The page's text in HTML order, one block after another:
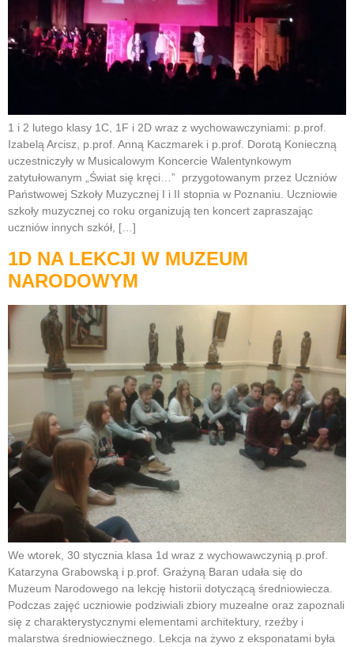
1 i 2 lutego klasy 1C, 1F i 2D wraz z wychowawczyniami: p.prof.
Izabelą Arcisz, p.prof. Anną Kaczmarek i p.prof. Dorotą Konieczną
uczestniczyły w Musicalowym Koncercie Walentynkowym
zatytułowanym „Świat się kręci…” przygotowanym przez Uczniów
Państwowej Szkoły Muzycznej I i II stopnia w Poznaniu. Uczniowie
szkoły muzycznej co roku organizują ten koncert zapraszając
uczniów innych szkół, […]
1D NA LEKCJI W MUZEUM
NARODOWYM
We wtorek, 30 stycznia klasa 1d wraz z wychowawczynią p.prof.
Katarzyna Grabowską i p.prof. Grażyną Baran udała się do
Muzeum Narodowego na lekcję historii dotyczącą średniowiecza.
Podczas zajęć uczniowie podziwiali zbiory muzealne oraz zapoznali
się z charakterystycznymi elementami architektury, rzeźby i
malarstwa średniowiecznego. Lekcja na żywo z eksponatami była